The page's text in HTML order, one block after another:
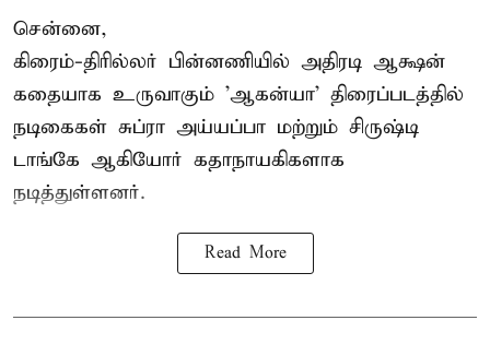
சென்னை,
கிரைம்-திரில்லர் பின்னணியில் அதிரடி ஆக்ஷன்
கதையாக உருவாகும் 'ஆகன்யா' திரைப்படத்தில்
நடிகைகள் சுப்ரா அய்யப்பா மற்றும் சிருஷ்டி
டாங்கே ஆகியோர் கதாநாயகிகளாக
நடித்துள்ளனர்.
Read More